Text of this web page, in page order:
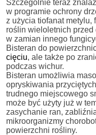
Szczególnie teraz
w programie ochrony
z użycia tiofanat
roślin wieloletnich
w zamian innego
Bisteran do
cięciu, ale także po
podczas wichur.
Bisteran umożliwia
opryskiwania
trudnego miejscowego
może być użyty już w
zasychanie ran,
mikroorganizmy
powierzchni rośliny.